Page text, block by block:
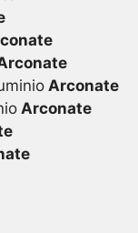
Arconate
Arconate